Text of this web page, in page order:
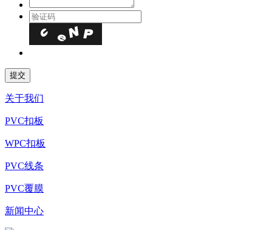
关于我们
PVC扣板
WPC扣板
PVC线条
PVC覆膜
新闻中心